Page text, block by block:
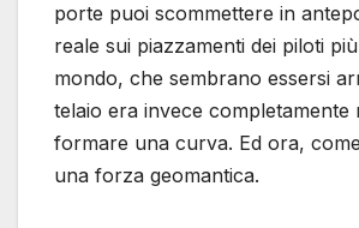
porte puoi scommettere in
reale sui piazzamenti dei piloti
mondo, che sembrano essersi
telaio era invece completamente
formare una curva. Ed ora,
una forza geomantica.